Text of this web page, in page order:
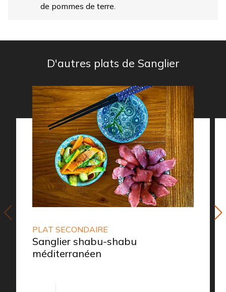
de pommes de terre.
D'autres plats de Sanglier
PLAT SECONDAIRE
Sanglier shabu-shabu
méditerranéen